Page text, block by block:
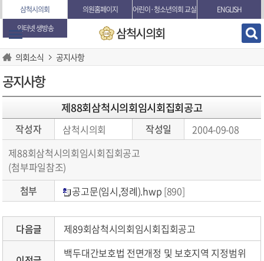
본문바로가기
삼척시의회 의원홈페이지 어린이·청소년의회 교실
ENGLISH
인터넷 생방송
삼척시의회
의회소식 공지사항
공지사항
제88회삼척시의회임시회집회공고
작성자 삼척시의회 작성일
2004-09-08
제88회삼척시의회임시회집회공고
(첨부파일참조)
첨부
공고문(임시,정례).hwp [890]
다음글 제89회삼척시의회임시회집회공고
백두대간보호법 전면개정 및 보호지역 지정범위